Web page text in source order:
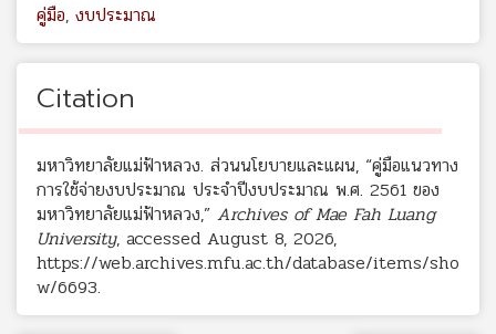
คู่มือ, งบประมาณ
Citation
มหาวิทยาลัยแม่ฟ้าหลวง. ส่วนนโยบายและแผน, “คู่มือแนวทาง
การใช้จ่ายงบประมาณ ประจำปีงบประมาณ พ.ศ. 2561 ของ
มหาวิทยาลัยแม่ฟ้าหลวง,” Archives of Mae Fah Luang
University, accessed August 8, 2026,
https://web.archives.mfu.ac.th/database/items/sho
w/6693.